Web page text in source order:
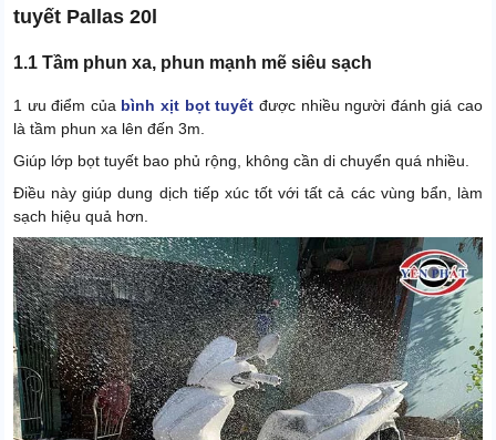
tuyết Pallas 20l
1.1 Tầm phun xa, phun mạnh mẽ siêu sạch
1 ưu điểm của bình xịt bọt tuyết được nhiều người đánh giá cao
là tầm phun xa lên đến 3m.
Giúp lớp bọt tuyết bao phủ rộng, không cần di chuyển quá nhiều.
Điều này giúp dung dịch tiếp xúc tốt với tất cả các vùng bẩn, làm
sạch hiệu quả hơn.